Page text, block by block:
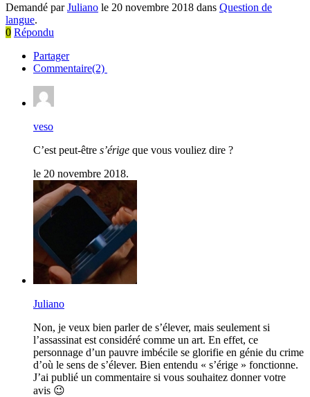
Demandé parJuliano le 20 novembre 2018 dans Question de
langue.
0 Répondu
Partager
Commentaire(2)
veso
C’est peut-être s’érige que vous vouliez dire ?
le 20 novembre 2018.
Juliano
Non, je veux bien parler de s’élever, mais seulement si
l’assassinat est considéré comme un art. En effet, ce
personnage d’un pauvre imbécile se glorifie en génie du crime
d’où le sens de s’élever. Bien entendu « s’érige » fonctionne.
J’ai publié un commentaire si vous souhaitez donner votre
avis 😉